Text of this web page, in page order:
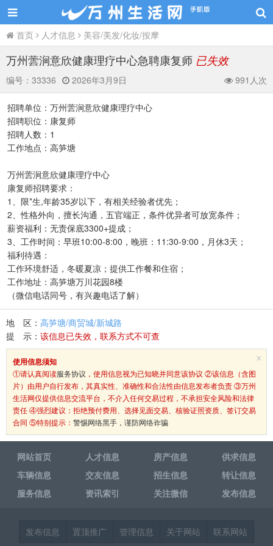
首页 人才信息 美容/美发/化妆/按摩
万州蕓涧意欣健康理疗中心急聘康复师 已失效
编号： 33336 2026年3月9日 991人次
招聘单位：万州蕓涧意欣健康理疗中心
招聘职位：康复师
招聘人数：1
工作地点：高笋塘
万州蕓涧意欣健康理疗中心
康复师招聘要求：
1、限*生,年龄35岁以下，有相关经验者优先；
2、性格外向，擅长沟通，五官端正，条件优异者可放宽条件；
薪资福利：无责保底3300+提成；
3、工作时间：早班10:00-8:00，晚班：11:30-9:00，月休3天；
福利待遇：
工作环境舒适，冬暖夏凉；提供工作餐和住宿；
工作地址：高笋塘万川花园8楼
（微信电话同号，有兴趣电话了解）
地 区： 高笋塘/商贸城/新城路
提 示： 该信息已失效，联系方式不可查
×
使用信息须知
①请认真阅读服务协议 ，使用信息视为已知晓并同意该协议 ②该信息（含图
片）由用户自行发布，其真实性、准确性和合法性由信息发布者负责 ③万州
生活网仅提供信息交流平台，不介入任何交易过程，不承担安全风险和法律
责任 ④强烈建议：拒绝预付费用、选择见面交易、核验证照资质、签订交易
合同 ⑤特别提示： 警惕网络黑手，谨防网络诈骗
网站首页 人才信息 房产信息
供求信息
车辆信息
交友信息 招生信息
转让信息
服务信息
资讯索引 关注微信 发布信息
发布信息 置顶推广 管理信息 关于网站 联系网站